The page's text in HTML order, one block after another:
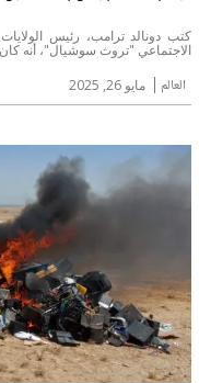
العالم مايو 26, 2025
كتب دونالد ترامب، رئيس
الاجتماعي "تروث سوشيال"، أنه كان